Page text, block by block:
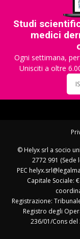
Studi
medici
Ogni settimana,
Unisciti a oltre
© Helyx srl a socio
2772 991 (Sede
PEC
Capitale Sociale:
Registrazione:
Registro degli
236/01/Cons del